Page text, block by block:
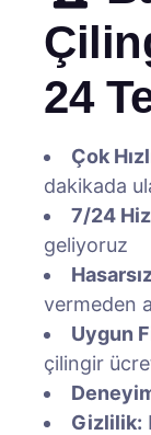
24
Çok
dakikada
7/24
geliyoruz
vermeden
Uygun
çilingir
Gizlilik: